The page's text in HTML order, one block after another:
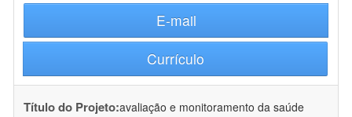
E-mail
Currículo
Título do Projeto:avaliação e monitoramento da saúde